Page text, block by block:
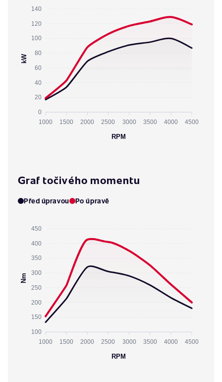
140
120
100
80
60
40
20
0
kW
1000 1500 2000 2500 3000 3500 4000 4500
RPM
Graf točivého momentu
Před úpravou Po úpravě
450
400
350
300
250
200
150
100
Nm
1000 1500 2000 2500 3000 3500 4000 4500
RPM